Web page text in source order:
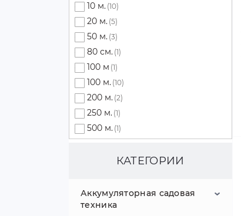
10 м. (10)
20 м. (5)
50 м. (3)
80 см. (1)
100 м (1)
100 м. (10)
200 м. (2)
250 м. (1)
500 м. (1)
КАТЕГОРИИ
Аккумуляторная садовая
техника